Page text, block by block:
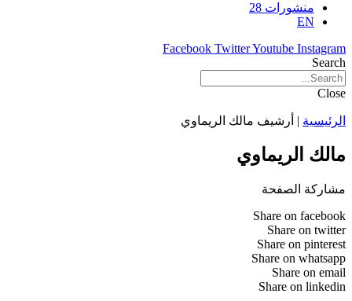
منشورات 28
EN
Facebook TwitterYoutube Instagram
Search
Close
الرئيسية | أرشيف مالك الريماوي
مالك الريماوي
مشاركة الصفحة
Share on facebook
Share on twitter
Share on pinterest
Share on whatsapp
Share on email
Share on linkedin